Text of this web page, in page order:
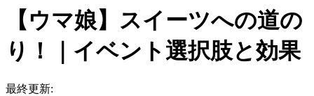
【ウマ娘】スイーツへの道の
り！｜イベント選択肢と効果
最終更新: